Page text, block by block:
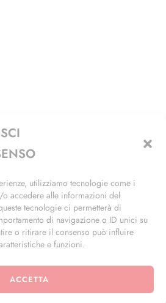
utilizziamo tecnologie come i
accedere alle informazioni del
tecnologie ci permetterà di
di navigazione o ID unici su
o ritirare il consenso può influire
e funzioni.
ACCETTA
Sul Naviglio (MI)